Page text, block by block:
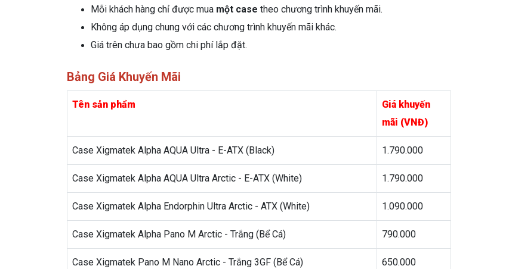
Mỗi khách hàng chỉ được mua một case theo chương trình khuyến mãi.
Không áp dụng chung với các chương trình khuyến mãi khác.
Giá trên chưa bao gồm chi phí lắp đặt.
Bảng Giá Khuyến Mãi
Tên sản phẩm
Giá khuyến
mãi (VNĐ)
Case Xigmatek Alpha AQUA Ultra - E-ATX (Black) 1.790.000
Case Xigmatek Alpha AQUA Ultra Arctic - E-ATX (White) 1.790.000
Case Xigmatek Alpha Endorphin Ultra Arctic - ATX (White) 1.090.000
Case Xigmatek Alpha Pano M Arctic - Trắng (Bể Cá) 790.000
Case Xigmatek Pano M Nano Arctic - Trắng 3GF (Bể Cá) 650.000